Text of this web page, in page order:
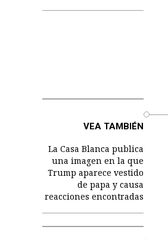
VEA TAMBIÉN
La Casa Blanca publica
una imagen en la que
Trump aparece vestido
de papa y causa
reacciones encontradas